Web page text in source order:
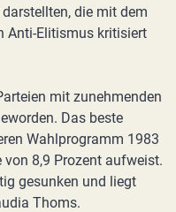
die mit dem
Anti-Elitismus kritisiert
mit zunehmenden
Das beste
Wahlprogramm 1983
8,9 Prozent aufweist.
gesunken und liegt
Thoms.